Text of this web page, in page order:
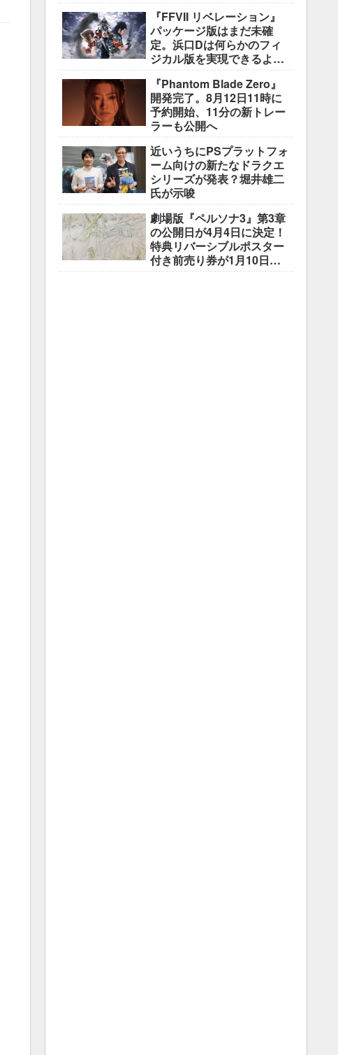
ス」
『FFVII リベレーション』
パッケージ版はまだ未確
定。浜口Dは何らかのフィ
ジカル版を実現できるよう
『Phantom Blade Zero』
開発完了。8月12日11時に
予約開始、11分の新トレー
ラーも公開へ
近いうちにPSプラットフォ
ーム向けの新たなドラクエ
シリーズが発表？堀井雄二
氏が示唆
劇場版『ペルソナ3』第3章
の公開日が4月4日に決定！
特典リバーシブルポスター
付き前売り券が1月10日よ